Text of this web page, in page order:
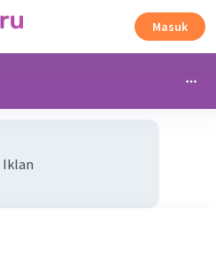
Masuk
Iklan